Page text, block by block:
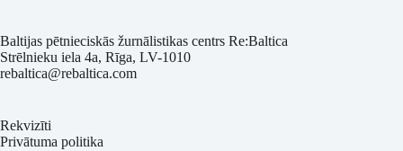
Baltijas pētnieciskās žurnālistikas centrs Re:Baltica
Strēlnieku iela 4a, Rīga, LV-1010
rebaltica@rebaltica.com
Rekvizīti
Privātuma politika